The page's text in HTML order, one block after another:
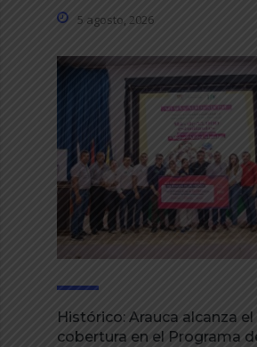
5 agosto, 2026
Histórico: Arauca alcanza el
cobertura en el Programa